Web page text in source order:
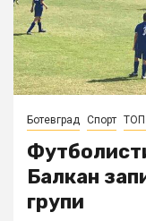
Ботевград Спорт ТОП
Балкан
групи